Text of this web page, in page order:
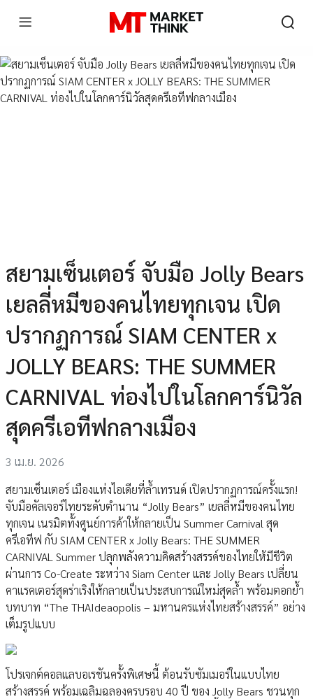
สยามเซ็นเตอร์ จับมือ Jolly Bears
เยลลี่หมีของคนไทยทุกเจน เปิด
ปรากฏการณ์ SIAM CENTER x
JOLLY BEARS: THE SUMMER
CARNIVAL ท่องไปในโลกคาร์นิวัล
สุดครีเอทีฟกลางเมือง
3 เม.ย. 2026
สยามเซ็นเตอร์ เมืองแห่งไอเดียที่ล้ำเทรนด์ เปิดปรากฏการณ์ครั้งแรก!
จับมือคัลเจอร์ไทยระดับตำนาน “Jolly Bears” เยลลี่หมีของคนไทย
ทุกเจน เนรมิตทั้งศูนย์การค้าให้กลายเป็น Summer Carnival สุด
ครีเอทีฟ กับ SIAM CENTER x Jolly Bears: THE SUMMER
CARNIVAL Summer ปลุกพลังความคิดสร้างสรรค์ของไทยให้มีชีวิต
ผ่านการ Co-Create ระหว่าง Siam Center และ Jolly Bears เปลี่ยน
คาแรคเตอร์สุดร่าเริงให้กลายเป็นประสบการณ์ใหม่สุดล้ำ พร้อมตอกย้ำ
บทบาท “The THAIdeaopolis – มหานครแห่งไทยสร้างสรรค์” อย่าง
เต็มรูปแบบ
โปรเจกต์คอลแลบอเรชันครั้งพิเศษนี้ ต้อนรับซัมเมอร์ในแบบไทย
สร้างสรรค์ พร้อมเฉลิมฉลองครบรอบ 40 ปี ของ Jolly Bears ชวนทุก